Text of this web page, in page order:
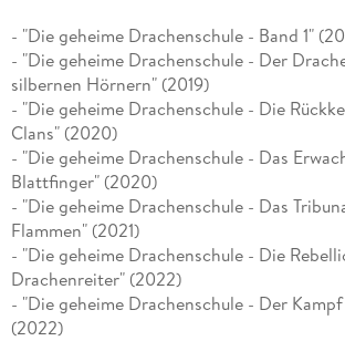
- "Die geheime Drachenschule - Band 1"
- "Die geheime Drachenschule - Der
silbernen Hörnern" (2019)
- "Die geheime Drachenschule - Die
Clans" (2020)
- "Die geheime Drachenschule - Das
Blattfinger" (2020)
- "Die geheime Drachenschule - Das
Flammen" (2021)
- "Die geheime Drachenschule - Die
Drachenreiter" (2022)
- "Die geheime Drachenschule - Der
(2022)